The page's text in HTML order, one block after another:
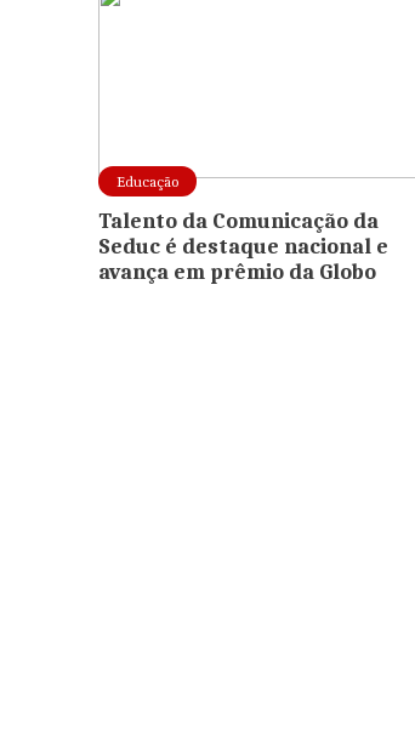
Educação
Talento da Comunicação da
Seduc é destaque nacional e
avança em prêmio da Globo